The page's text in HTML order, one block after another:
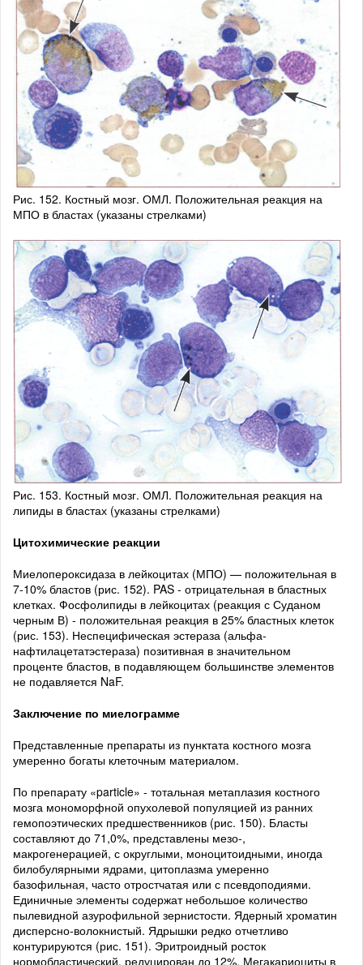
Рис. 152. Костный мозг. ОМЛ. Положительная реакция на
МПО в бластах (указаны стрелками)
Рис. 153. Костный мозг. ОМЛ. Положительная реакция на
липиды в бластах (указаны стрелками)
Цитохимические реакции
Миелопероксидаза в лейкоцитах (МПО) — положительная в
7-10% бластов (рис. 152). PAS - отрицательная в бластных
клетках. Фосфолипиды в лейкоцитах (реакция с Суданом
черным В) - положительная реакция в 25% бластных клеток
(рис. 153). Неспецифическая эстераза (альфа-
нафтилацетатэстераза) позитивная в значительном
проценте бластов, в подавляющем большинстве элементов
не подавляется NaF.
Заключение по миелограмме
Представленные препараты из пунктата костного мозга
умеренно богаты клеточным материалом.
По препарату «particle» - тотальная метаплазия костного
мозга мономорфной опухолевой популяцией из ранних
гемопоэтических предшественников (рис. 150). Бласты
составляют до 71,0%, представлены мезо-,
макрогенерацией, с округлыми, моноцитоидными, иногда
билобулярными ядрами, цитоплазма умеренно
базофильная, часто отростчатая или с псевдоподиями.
Единичные элементы содержат небольшое количество
пылевидной азурофильной зернистости. Ядерный хроматин
дисперсно-волокнистый. Ядрышки редко отчетливо
контурируются (рис. 151). Эритроидный росток
нормобластический, редуцирован до 12%. Мегакариоциты в